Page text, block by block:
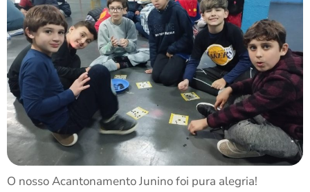
O nosso Acantonamento Junino foi pura alegria!